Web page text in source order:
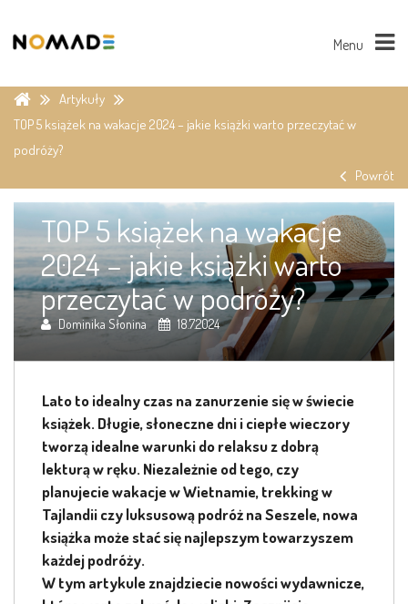
Menu
Artykuły
TOP 5 książek na wakacje 2024 – jakie książki warto przeczytać w
podróży?
Powrót
TOP 5 książek na wakacje
2024 – jakie książki warto
przeczytać w podróży?
Dominika Słonina 18.7.2024
Lato to idealny czas na zanurzenie się w świecie
książek. Długie, słoneczne dni i ciepłe wieczory
tworzą idealne warunki do relaksu z dobrą
lekturą w ręku. Niezależnie od tego, czy
planujecie wakacje w Wietnamie, trekking w
Tajlandii czy luksusową podróż na Seszele, nowa
książka może stać się najlepszym towarzyszem
każdej podróży.
W tym artykule znajdziecie nowości wydawnicze,